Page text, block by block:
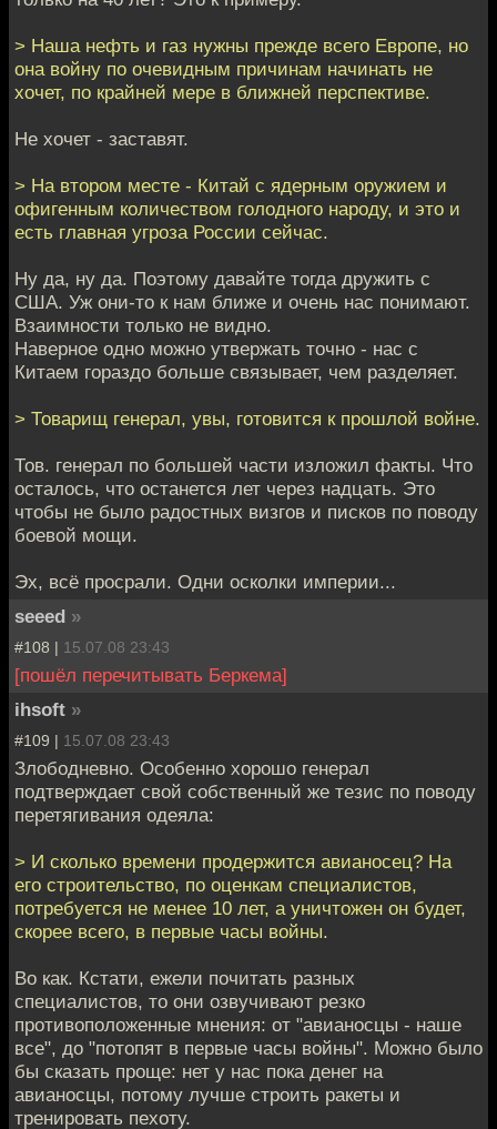
> Наша нефть и газ нужны прежде всего Европе, но
она войну по очевидным причинам начинать не
хочет, по крайней мере в ближней перспективе.
Не хочет - заставят.
> На втором месте - Китай с ядерным оружием и
офигенным количеством голодного народу, и это и
есть главная угроза России сейчас.
Ну да, ну да. Поэтому давайте тогда дружить с
США. Уж они-то к нам ближе и очень нас понимают.
Взаимности только не видно.
Наверное одно можно утвержать точно - нас с
Китаем гораздо больше связывает, чем разделяет.
> Товарищ генерал, увы, готовится к прошлой войне.
Тов. генерал по большей части изложил факты. Что
осталось, что останется лет через надцать. Это
чтобы не было радостных визгов и писков по поводу
боевой мощи.
Эх, всё просрали. Одни осколки империи...
seeed »
#108 | 15.07.08 23:43
[пошёл перечитывать Беркема]
ihsoft »
#109 | 15.07.08 23:43
Злободневно. Особенно хорошо генерал
подтверждает свой собственный же тезис по поводу
перетягивания одеяла:
> И сколько времени продержится авианосец? На
его строительство, по оценкам специалистов,
потребуется не менее 10 лет, а уничтожен он будет,
скорее всего, в первые часы войны.
Во как. Кстати, ежели почитать разных
специалистов, то они озвучивают резко
противоположенные мнения: от "авианосцы - наше
все", до "потопят в первые часы войны". Можно было
бы сказать проще: нет у нас пока денег на
авианосцы, потому лучше строить ракеты и
тренировать пехоту.